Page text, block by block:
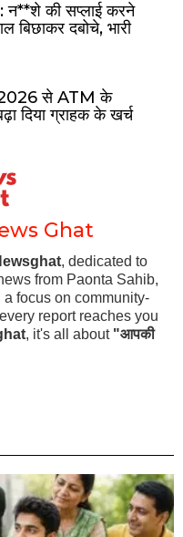
की सप्लाई करने
बिछाकर दबोचे, भारी
से ATM के
दिया ग्राहक के खर्च
Ghat
, dedicated to
from Paonta Sahib,
focus on community-
report reaches you
, it's all about "आपकी